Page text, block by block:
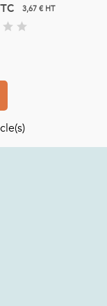
3,67 € HT